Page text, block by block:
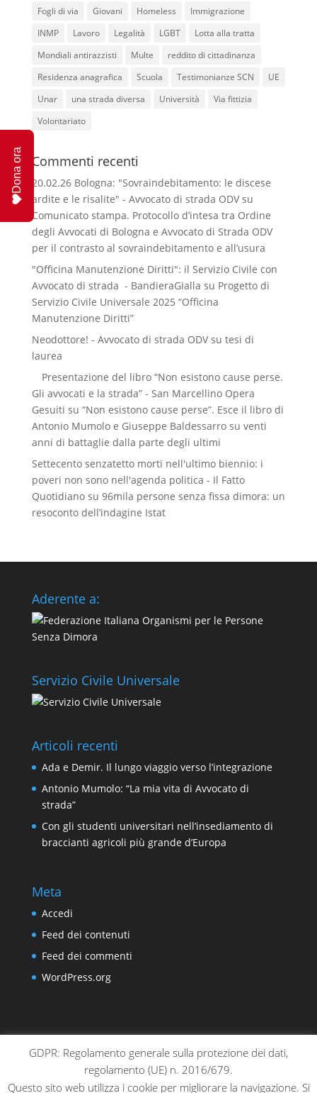
Fogli di via
Giovani Homeless
Immigrazione
INMP
Lavoro Legalità LGBT
Lotta alla tratta
Mondiali antirazzisti
Multe
reddito di cittadinanza
Residenza anagrafica
Scuola Testimonianze SCN
UE
Unar
una strada diversa Università
Via fittizia
Volontariato
Commenti recenti
20.02.26 Bologna: "Sovraindebitamento: le discese
ardite e le risalite" - Avvocato di strada ODVsu
Comunicato stampa. Protocollo d’intesa tra Ordine
degli Avvocati di Bologna e Avvocato di Strada ODV
per il contrasto al sovraindebitamento e all’usura
"Officina Manutenzione Diritti": il Servizio Civile con
Avvocato di strada - BandieraGialla su Progetto di
Servizio Civile Universale 2025 “Officina
Manutenzione Diritti”
Neodottore! - Avvocato di strada ODVsu tesi di
laurea
Presentazione del libro “Non esistono cause perse.
Gli avvocati e la strada” - San Marcellino Opera
Gesuiti su “Non esistono cause perse”. Esce il libro di
Antonio Mumolo e Giuseppe Baldessarro su venti
anni di battaglie dalla parte degli ultimi
Settecento senzatetto morti nell'ultimo biennio: i
poveri non sono nell'agenda politica - Il Fatto
Quotidianosu 96mila persone senza fissa dimora: un
resoconto dell’indagine Istat
Aderente a:
Servizio Civile Universale
Articoli recenti
Ada e Demir. Il lungo viaggio verso l’integrazione
Antonio Mumolo: “La mia vita di Avvocato di
strada”
Con gli studenti universitari nell’insediamento di
braccianti agricoli più grande d’Europa
Meta
Accedi
Feed dei contenuti
Feed dei commenti
WordPress.org
sedi locali sostienici
contatti
gestionale
privacy & cookie policy
GDPR: Regolamento generale sulla protezione dei dati,
regolamento (UE) n. 2016/679.
Questo sito web utilizza i cookie per migliorare la navigazione. Si
Dona ora